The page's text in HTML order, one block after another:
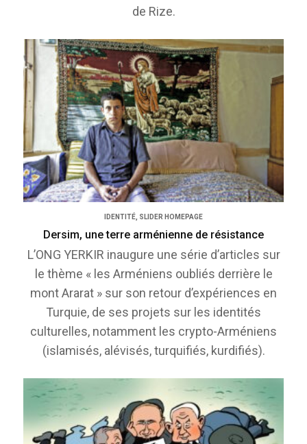
de Rize.
IDENTITÉ SLIDER HOMEPAGE
Dersim, une terre arménienne de résistance
L’ONG YERKIR inaugure une série d’articles sur
le thème « les Arméniens oubliés derrière le
mont Ararat » sur son retour d’expériences en
Turquie, de ses projets sur les identités
culturelles, notamment les crypto-Arméniens
(islamisés, alévisés, turquifiés, kurdifiés).